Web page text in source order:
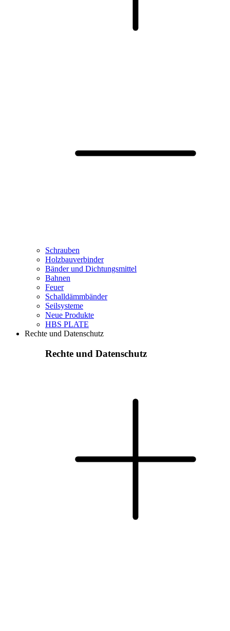
Schrauben
Holzbauverbinder
Bänder und Dichtungsmittel
Bahnen
Feuer
Schalldämmbänder
Seilsysteme
Neue Produkte
HBS PLATE
Rechte und Datenschutz
Rechte und Datenschutz